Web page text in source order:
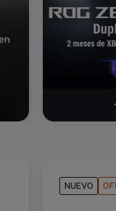
NUEVO